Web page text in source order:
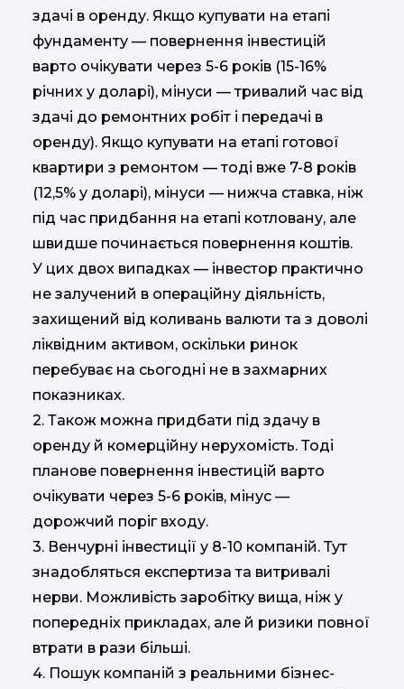
здачі в оренду. Якщо купувати на етапі
фундаменту — повернення інвестицій
варто очікувати через 5-6 років (15-16%
річних у доларі), мінуси — тривалий час від
здачі до ремонтних робіт і передачі в
оренду). Якщо купувати на етапі готової
квартири з ремонтом — тоді вже 7-8 років
(12,5% у доларі), мінуси — нижча ставка, ніж
під час придбання на етапі котловану, але
швидше починається повернення коштів.
У цих двох випадках — інвестор практично
не залучений в операційну діяльність,
захищений від коливань валюти та з доволі
ліквідним активом, оскільки ринок
перебуває на сьогодні не в захмарних
показниках.
2. Також можна придбати під здачу в
оренду й комерційну нерухомість. Тоді
планове повернення інвестицій варто
очікувати через 5-6 років, мінус —
дорожчий поріг входу.
3. Венчурні інвестиції у 8-10 компаній. Тут
знадобляться експертиза та витривалі
нерви. Можливість заробітку вища, ніж у
попередніх прикладах, але й ризики повної
втрати в рази більші.
4. Пошук компаній з реальними бізнес-